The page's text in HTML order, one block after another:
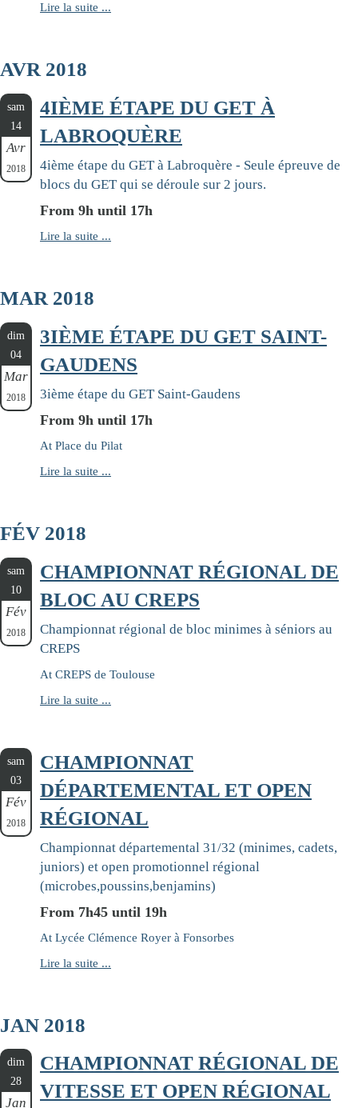
Lire la suite ...
AVR 2018
sam
14
Avr
2018
4IÈME ÉTAPE DU GET À
LABROQUÈRE
4ième étape du GET à Labroquère - Seule épreuve de
blocs du GET qui se déroule sur 2 jours.
From 9h until 17h
Lire la suite ...
MAR 2018
dim
04
Mar
2018
3IÈME ÉTAPE DU GET SAINT-
GAUDENS
3ième étape du GET Saint-Gaudens
From 9h until 17h
At Place du Pilat
Lire la suite ...
FÉV 2018
sam
10
Fév
2018
CHAMPIONNAT RÉGIONAL DE
BLOC AU CREPS
Championnat régional de bloc minimes à séniors au
CREPS
At CREPS de Toulouse
Lire la suite ...
sam
03
Fév
2018
CHAMPIONNAT
DÉPARTEMENTAL ET OPEN
RÉGIONAL
Championnat départemental 31/32 (minimes, cadets,
juniors) et open promotionnel régional
(microbes,poussins,benjamins)
From 7h45 until 19h
At Lycée Clémence Royer à Fonsorbes
Lire la suite ...
JAN 2018
dim
28
Jan
CHAMPIONNAT RÉGIONAL DE
VITESSE ET OPEN RÉGIONAL